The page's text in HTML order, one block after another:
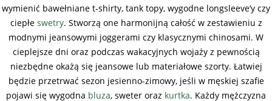
wymienić bawełniane t-shirty, tank topy, wygodne longsleeve’y czy
ciepłe swetry. Stworzą one harmonijną całość w zestawieniu z
modnymi jeansowymi joggerami czy klasycznymi chinosami. W
cieplejsze dni oraz podczas wakacyjnych wojaży z pewnością
niezbędne okażą się jeansowe lub materiałowe szorty. Łatwiej
będzie przetrwać sezon jesienno-zimowy, jeśli w męskiej szafie
pojawi się wygodna bluza, sweter oraz kurtka. Każdy mężczyzna